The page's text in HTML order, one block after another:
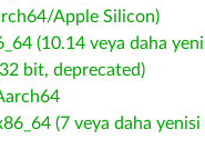
Apple Silicon)
(10.14 veya daha
bit, deprecated)
(7 veya daha